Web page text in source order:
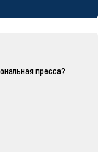
пресса?